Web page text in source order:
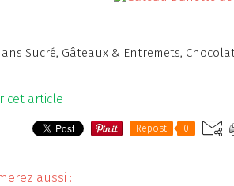
Sucré, Gâteaux & Entremets,
cet article
Repost 0
aussi :